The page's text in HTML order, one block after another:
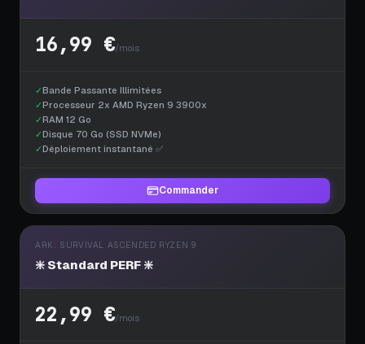
16,99 €/mois
✓Bande Passante Illimitées
✓Processeur 2x AMD Ryzen 9 3900x
✓RAM 12 Go
✓Disque 70 Go (SSD NVMe)
✓Déploiement instantané ✅
Commander
ARK: SURVIVAL ASCENDED RYZEN 9
❇️ Standard PERF ❇️
22,99 €/mois